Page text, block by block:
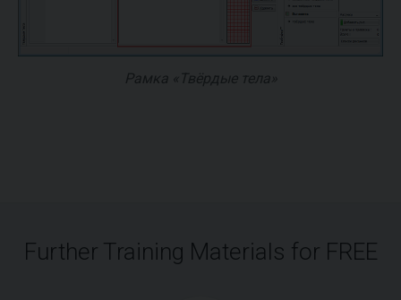
Рамка «Твёрдые тела»
Further Training Materials for FREE